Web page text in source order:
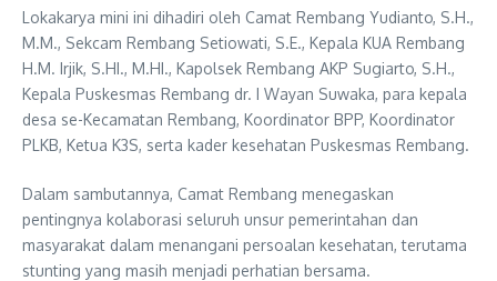
Lokakarya mini ini dihadiri oleh Camat Rembang Yudianto, S.H.,
M.M., Sekcam Rembang Setiowati, S.E., Kepala KUA Rembang
H.M. Irjik, S.HI., M.HI., Kapolsek Rembang AKP Sugiarto, S.H.,
Kepala Puskesmas Rembang dr. I Wayan Suwaka, para kepala
desa se-Kecamatan Rembang, Koordinator BPP, Koordinator
PLKB, Ketua K3S, serta kader kesehatan Puskesmas Rembang.
Dalam sambutannya, Camat Rembang menegaskan
pentingnya kolaborasi seluruh unsur pemerintahan dan
masyarakat dalam menangani persoalan kesehatan, terutama
stunting yang masih menjadi perhatian bersama.